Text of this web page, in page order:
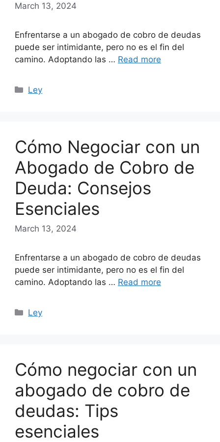
March 13, 2024
Enfrentarse a un abogado de cobro de deudas
puede ser intimidante, pero no es el fin del
camino. Adoptando las … Read more
Categories
Ley
Cómo Negociar con un
Abogado de Cobro de
Deuda: Consejos
Esenciales
March 13, 2024
Enfrentarse a un abogado de cobro de deudas
puede ser intimidante, pero no es el fin del
camino. Adoptando las … Read more
Categories
Ley
Cómo negociar con un
abogado de cobro de
deudas: Tips
esenciales